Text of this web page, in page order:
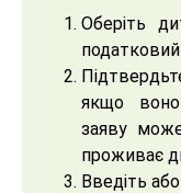
Оберіть
якщо
заяву
проживає
Введіть